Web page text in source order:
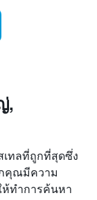
,
เทลที่ถูกที่สุดซึ่ง
คุณมีความ
ทำการค้นหา